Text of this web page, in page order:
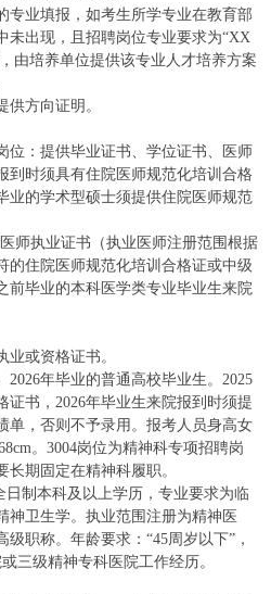
专业填报，如考生所学专业在教育部
未出现，且招聘岗位专业要求为“XX
由培养单位提供该专业人才培养方案
方向证明。
：提供毕业证书、学位证书、医师
到时须具有住院医师规范化培训合格
业的学术型硕士须提供住院医师规范
师执业证书（执业医师注册范围根据
的住院医师规范化培训合格证或中级
前毕业的本科医学类专业毕业生来院
或资格证书。
年毕业的普通高校毕业生。2025
证书，2026年毕业生来院报到时须提
单，否则不予录用。报考人员身高女
。3004岗位为精神科专项招聘岗
期固定在精神科履职。
制本科及以上学历，专业要求为临
神卫生学。执业范围注册为精神医
职称。年龄要求：“45周岁以下”，
三级精神专科医院工作经历。